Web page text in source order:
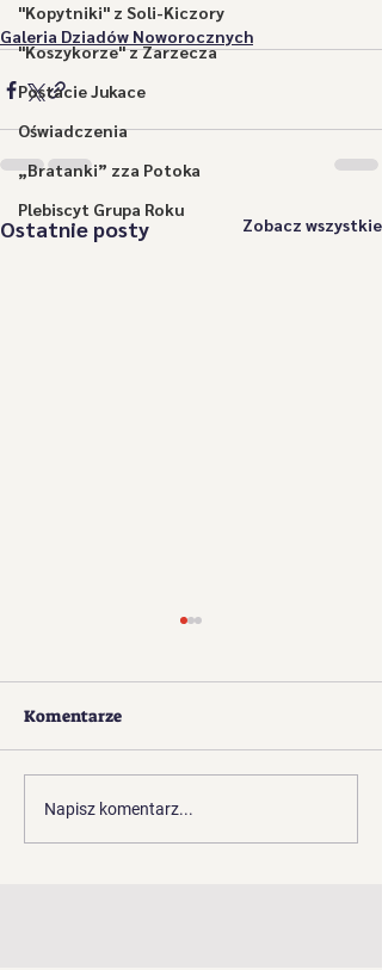
"Kopytniki" z Soli-Kiczory
"Koszykorze" z Zarzecza
Postacie Jukace
Oświadczenia
„Bratanki” zza Potoka
Plebiscyt Grupa Roku
Galeria Dziadów Noworocznych
Ostatnie posty Zobacz wszystkie
Galeria Dziadów
Noworocznych podbija
Komentarze
Napisz komentarz...